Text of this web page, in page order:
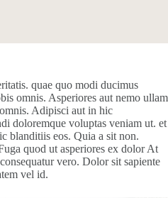
quae quo modi ducimus
omnis. Asperiores aut nemo ullam
Adipisci aut in hic
doloremque voluptas veniam ut. et
blanditiis eos. Quia a sit non.
quod ut asperiores ex dolor At
vero. Dolor sit sapiente
vel id.